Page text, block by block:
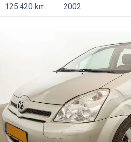
125.420 km 2002